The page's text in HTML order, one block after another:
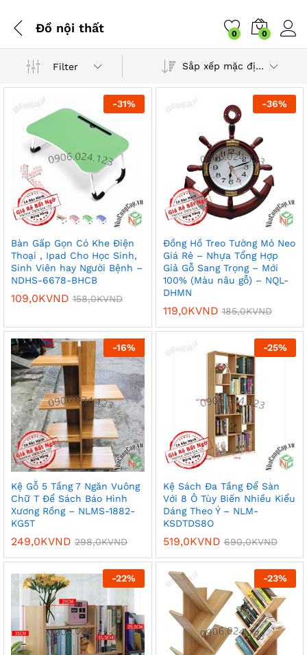
Đồ nội thất 0 0
Filter Sắp xếp mặc định
-31%
Bàn Gấp Gọn Có Khe Điện
Thoại , Ipad Cho Học Sinh,
Sinh Viên hay Người Bệnh –
NDHS-6678-BHCB
109,0KVND 158,0KVND
-36%
Đồng Hồ Treo Tường Mỏ Neo
Giá Rẻ – Nhựa Tổng Hợp
Giả Gỗ Sang Trọng – Mới
100% (Màu nâu gỗ) – NQL-
DHMN
119,0KVND 185,0KVND
-16%
Kệ Gỗ 5 Tầng 7 Ngăn Vuông
Chữ T Để Sách Báo Hình
Xương Rồng – NLMS-1882-
KG5T
249,0KVND 298,0KVND
-25%
Kệ Sách Đa Tầng Để Sàn
Với 8 Ô Tùy Biến Nhiều Kiểu
Dáng Theo Ý – NLM-
KSDTDS8O
519,0KVND 690,0KVND
-22% -23%